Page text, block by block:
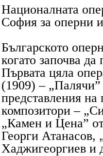
Националната
София за оперни
Българското
когато започва
Първата цяла
(1909) –
представления на
композитори –
„Камен и Цена”
Георги Атанасов,
Хаджигеоргиев и